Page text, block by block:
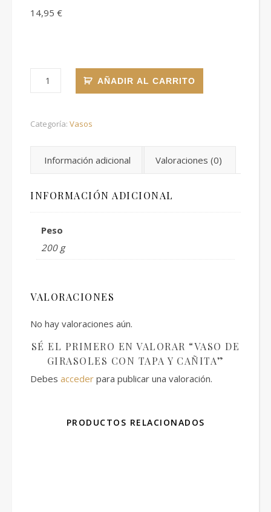
14,95 €
AÑADIR AL CARRITO
Categoría: Vasos
Información adicional Valoraciones (0)
INFORMACIÓN ADICIONAL
Peso
200 g
VALORACIONES
No hay valoraciones aún.
SÉ EL PRIMERO EN VALORAR “VASO DE
GIRASOLES CON TAPA Y CAÑITA”
Debes acceder para publicar una valoración.
PRODUCTOS RELACIONADOS